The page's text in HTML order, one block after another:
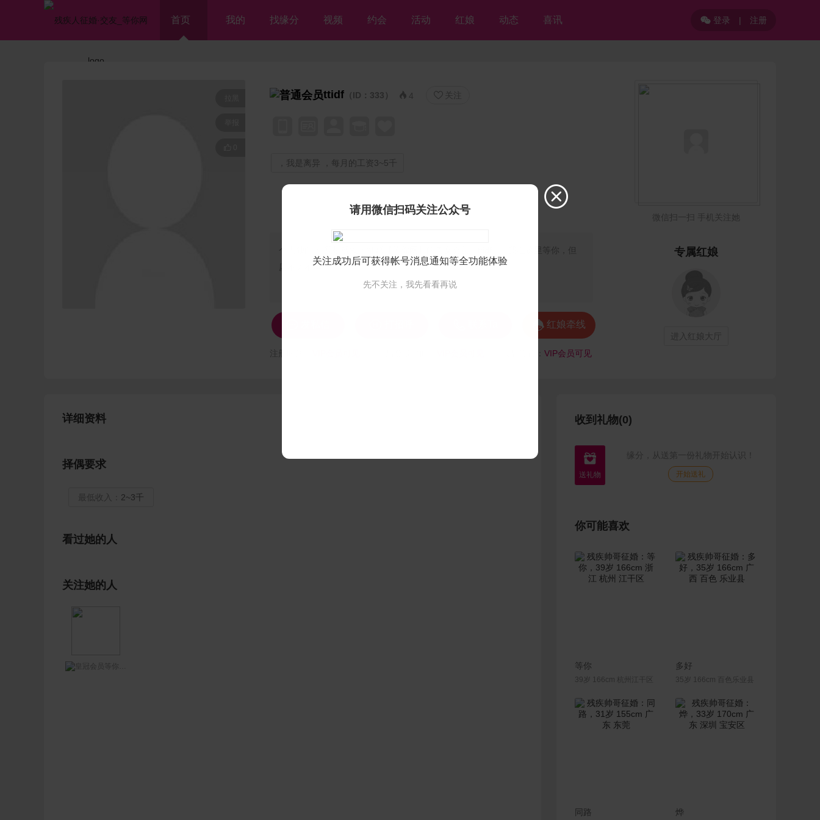
首页 我的 找缘分 视频 约会 活动 红娘 动态 喜讯 登录 | 注册
ttidf （ID：333）  4  关注
，我是离异 ，每月的工资3~5千
个人独白：
我是残疾人征婚【等你网】的美女会员♡ttidf♡，我在这里等你，但
愿不离不弃💘
 红娘牵线
VIP会员可见
微信扫一扫 手机关注她
专属红娘
进入红娘大厅
详细资料
择偶要求
最低收入： 2~3千
看过她的人
关注她的人
等你网王哥
收到礼物(0)
 缘分，从送第一份礼物开始认识！
开始送礼
你可能喜欢
等你
39岁 166cm 杭州江干区
多好
35岁 166cm 百色乐业县
同路 烨

请用微信扫码关注公众号
关注成功后可获得帐号消息通知等全功能体验
先不关注，我先看看再说